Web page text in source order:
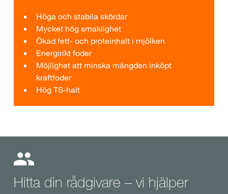
Höga och stabila skördar
Mycket hög smaklighet
Ökad fett- och proteinhalt i mjölken
Energirikt foder
Möjlighet att minska mängden inköpt
kraftfoder
Hög TS-halt
Hitta din rådgivare – vi hjälper